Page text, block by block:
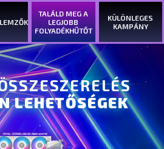
TALÁLD MEG A
LEGJOBB
FOLYADÉKHŰTŐT
KÜLÖNLEGES
KAMPÁNY
LEHETŐSÉGEK